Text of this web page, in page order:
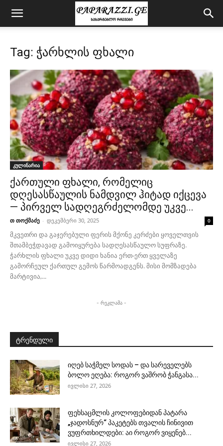
Tag: ჭარხლის ფხალი
კულინარია
ქართული ფხალი, რომელიც
დღესასწაულის ნამდვილ ჰიტად იქცევა
— პირველ სადღეგრძელომდე უკვე...
თ თოქმაძე - დეკემბერი 30, 2025 0
მკვეთრი და გაჯერებული ფერის მქონე კერძები ყოველთვის
შთამბეჭდავად გამოიყურება სადღესასწაულო სუფრაზე.
ჭარხლის ფხალი უკვე დიდი ხანია ერთ-ერთ ყველაზე
გამორჩეულ ქართულ გემოს წარმოადგენს. მისი მომზადება
მარტივია,...
- რეკლამა -
ტრენდული
იღებ საჭმელ სოდას – და სარეველებს
ბოლო ეღება: როგორ ვაშრობ ჭანგასა...
ივლისი 27, 2026
ფეხსაცმლის კოლოფებიდან პატარა
„ჯადოსნურ“ პაკეტებს თვალის ჩინივით
ვუფრთხილდები: აი როგორ ვიყენებ...
ივლისი 27, 2026